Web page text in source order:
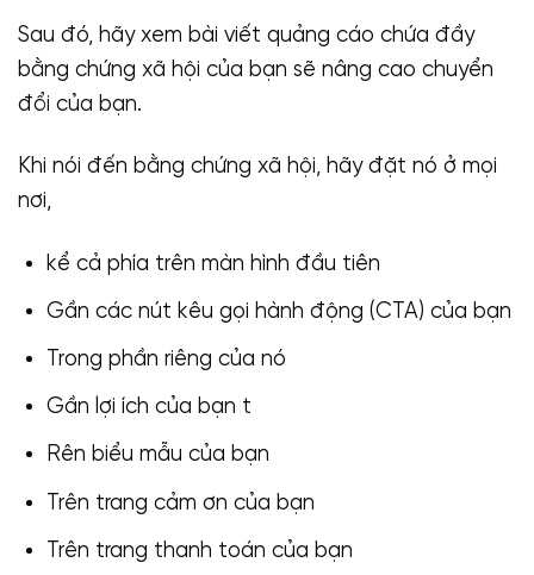
Sau đó, hãy xem bài viết quảng cáo chứa đầy
bằng chứng xã hội của bạn sẽ nâng cao chuyển
đổi của bạn.
Khi nói đến bằng chứng xã hội, hãy đặt nó ở mọi
nơi,
kể cả phía trên màn hình đầu tiên
Gần các nút kêu gọi hành động (CTA) của bạn
Trong phần riêng của nó
Gần lợi ích của bạn t
Rên biểu mẫu của bạn
Trên trang cảm ơn của bạn
Trên trang thanh toán của bạn